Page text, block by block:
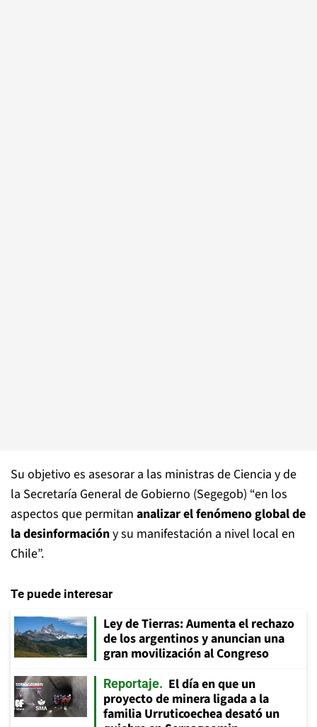
Su objetivo es asesorar a las ministras de Ciencia y de
la Secretaría General de Gobierno (Segegob) “en los
aspectos que permitan analizar el fenómeno global de
la desinformacióny su manifestación a nivel local en
Chile”.
Te puede interesar
Ley de Tierras: Aumenta el rechazo
de los argentinos y anuncian una
gran movilización al Congreso
Reportaje
El día en que un
proyecto de minera ligada a la
familia Urruticoechea desató un